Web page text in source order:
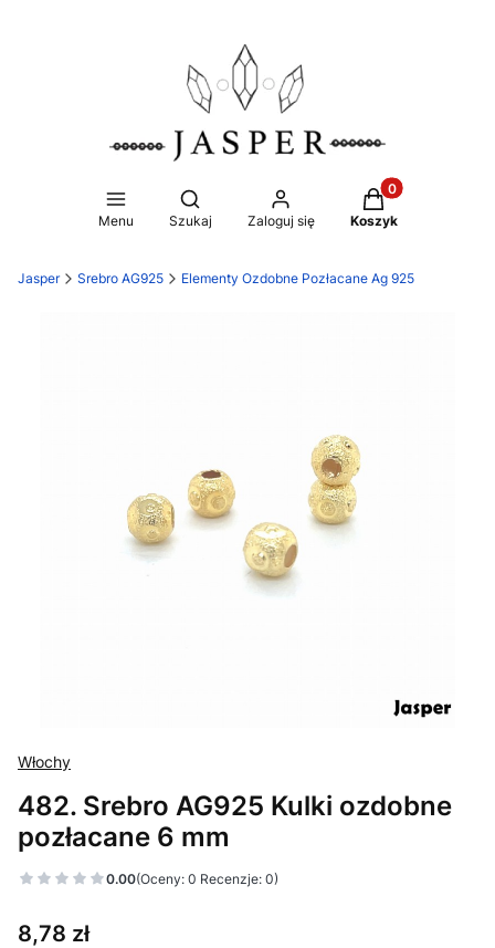
Menu
Otwórz wyszukiwarkę
Szukaj Zaloguj się
Produkty w
Koszyk
Jasper Srebro AG925 Elementy Ozdobne Pozłacane Ag 925
Włochy
482. Srebro AG925 Kulki ozdobne
pozłacane 6 mm
0.00(Oceny: 0 Recenzje: 0)
Cena
8,78 zł